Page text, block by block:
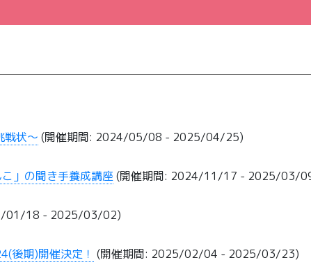
戦状～ (開催期間: 2024/05/08 - 2025/04/25)
」の聞き手養成講座 (開催期間: 2024/11/17 - 2025/03/
01/18 - 2025/03/02)
後期)開催決定！ (開催期間: 2025/02/04 - 2025/03/23)